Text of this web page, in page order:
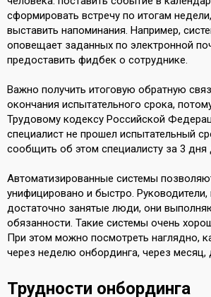
сформировать встречу по итогам
выставить напоминания. Например,
оповещает заданных по электронной
предоставить фидбек о сотруднике.
Важно получить итоговую обратную
окончания испытательного срока,
Трудовому кодексу Российской
специалист не прошел испытательный
сообщить об этом специалисту за 3 дня
Автоматизированные системы
унифицировано и быстро. Руководители,
достаточно занятые люди, они
обязанности. Такие системы очень
При этом можно посмотреть наглядно,
через неделю онбординга, через месяц,
Трудности онбординга